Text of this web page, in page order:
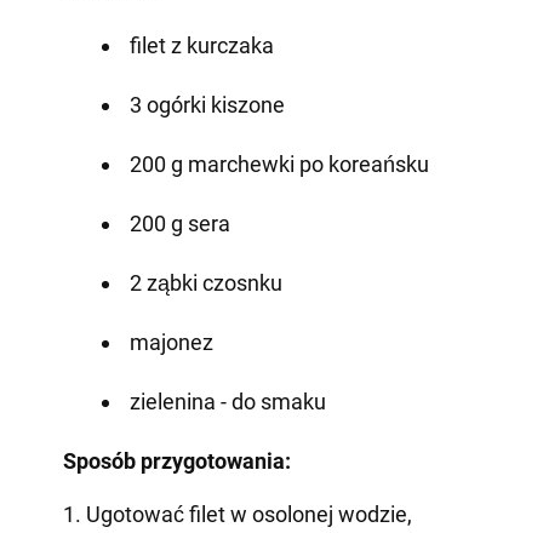
filet z kurczaka
3 ogórki kiszone
200 g marchewki po koreańsku
200 g sera
2 ząbki czosnku
majonez
zielenina - do smaku
Sposób przygotowania:
1. Ugotować filet w osolonej wodzie,